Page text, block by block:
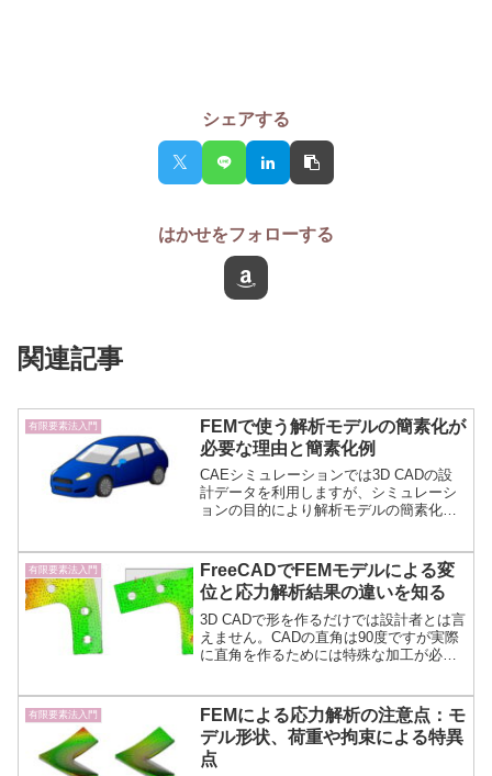
シェアする
はかせをフォローする
関連記事
有限要素法入門
FEMで使う解析モデルの簡素化が
必要な理由と簡素化例
CAEシミュレーションでは3D CADの設
計データを利用しますが、シミュレーシ
ョンの目的により解析モデルの簡素化が
解析モデル、解析結果に影響するモデル
で説明します。
有限要素法入門
FreeCADでFEMモデルによる変
位と応力解析結果の違いを知る
3D CADで形を作るだけでは設計者とは言
えません。CADの直角は90度ですが実際
に直角を作るためには特殊な加工が必要
金具を例に形と変形や応力について説明
します。
有限要素法入門
FEMによる応力解析の注意点：モ
デル形状、荷重や拘束による特異
点